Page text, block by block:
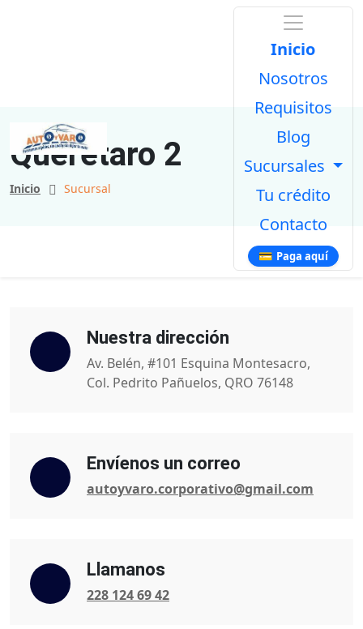
Inicio
Nosotros
Requisitos
Blog
Sucursales
Tu crédito
Contacto
💳 Paga aquí
Querétaro 2
Inicio Sucursal
Nuestra dirección
Av. Belén, #101 Esquina Montesacro,
Col. Pedrito Pañuelos, QRO 76148
Envíenos un correo
autoyvaro.corporativo@gmail.com
Llamanos
228 124 69 42